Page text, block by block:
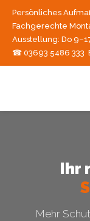
Persönliches
Fachgerechte
Ausstellung: Do
☎ 03693 5486 333
Ihr
Mehr